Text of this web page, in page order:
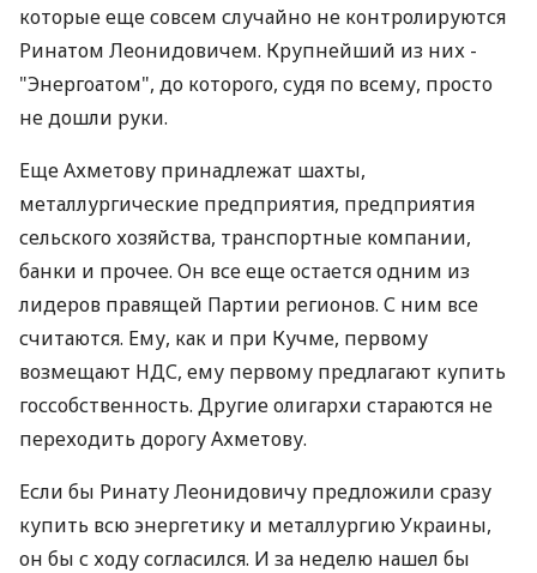
которые еще совсем случайно не контролируются
Ринатом Леонидовичем. Крупнейший из них -
"Энергоатом", до которого, судя по всему, просто
не дошли руки.
Еще Ахметову принадлежат шахты,
металлургические предприятия, предприятия
сельского хозяйства, транспортные компании,
банки и прочее. Он все еще остается одним из
лидеров правящей Партии регионов. С ним все
считаются. Ему, как и при Кучме, первому
возмещают НДС, ему первому предлагают купить
госсобственность. Другие олигархи стараются не
переходить дорогу Ахметову.
Если бы Ринату Леонидовичу предложили сразу
купить всю энергетику и металлургию Украины,
он бы с ходу согласился. И за неделю нашел бы